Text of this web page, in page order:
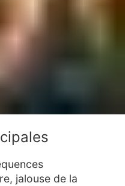
jalouse de la